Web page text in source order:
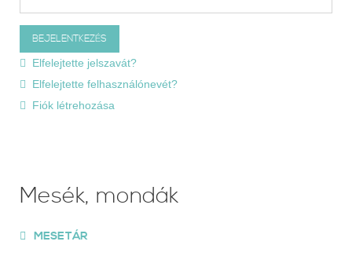
Elfelejtette jelszavát?
Elfelejtette felhasználónevét?
Fiók létrehozása
Mesék, mondák
MESETÁR